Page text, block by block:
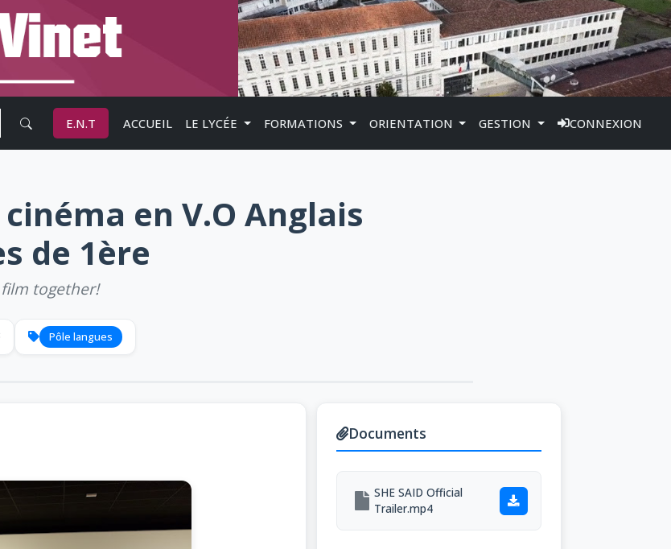
E.N.T ACCUEIL LE LYCÉE FORMATIONS ORIENTATION GESTION CONNEXION
en V.O Anglais
de 1ère
together!
Pôle langues
Documents
SHE SAID Official
Trailer.mp4